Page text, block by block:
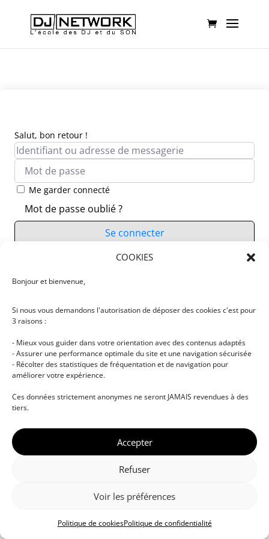
COOKIES
Bonjour et bienvenue,
Si nous vous demandons l'autorisation de déposer des cookies c'est pour
3 raisons :
- Mieux vous guider dans votre orientation avec des contenus adaptés
- Assurer une performance optimale du site et une navigation sécurisée
- Récolter des statistiques de fréquentation et de navigation pour
améliorer votre expérience.
Ces données strictement anonymes ne seront JAMAIS revendues à des
tiers.
Accepter
Refuser
Voir les préférences
Politique de cookiesPolitique de confidentialité
Salut, bon retour !
Me garder connecté
Mot de passe oublié ?
Se connecter
Vous n’avez pas de compte ?
musicale • Certifications professionnelles • Paris •